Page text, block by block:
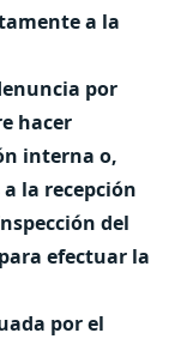
a la
por
hacer
interna o,
la recepción
del
efectuar la
por el